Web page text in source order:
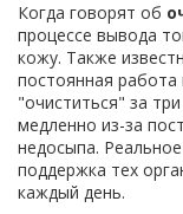
Когда говорят об
процессе вывода
кожу. Также
постоянная работа
"очиститься" за
медленно из-за
недосыпа.
поддержка тех
каждый день.